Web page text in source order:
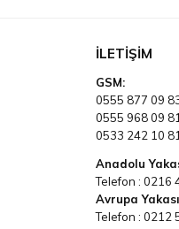
İLETIŞIM
GSM:
0555 877 09
0555 968 09
0533 242 10
Anadolu
Telefon : 0216
Avrupa
Telefon : 0212